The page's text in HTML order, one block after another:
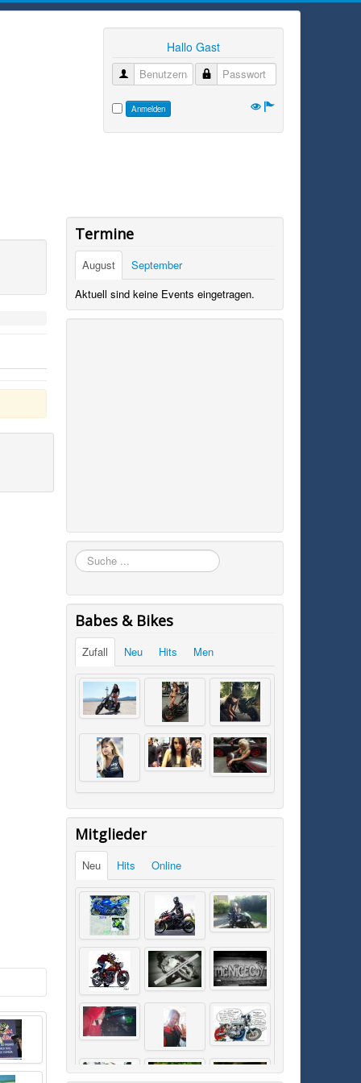
Hallo Gast
Benutzername
Passwort
Anmelden
Termine
August
September
Aktuell sind keine Events eingetragen.
Suchen
Babes & Bikes
Zufall Neu Hits Men
Mitglieder
Neu Hits Online